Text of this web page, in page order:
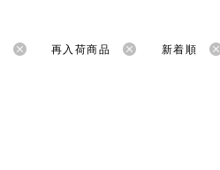
再入荷商品 新着順